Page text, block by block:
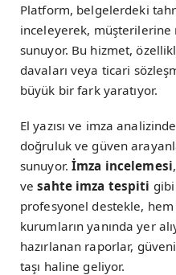
Platform, belgelerdeki
inceleyerek,
sunuyor. Bu hizmet,
davaları veya ticari
büyük bir fark yaratıyor.
El yazısı ve imza
doğruluk ve güven
sunuyor.İmza incelemesi,
vesahte imza tespiti
profesyonel destekle,
kurumların yanında yer
hazırlanan raporlar,
taşı haline geliyor.